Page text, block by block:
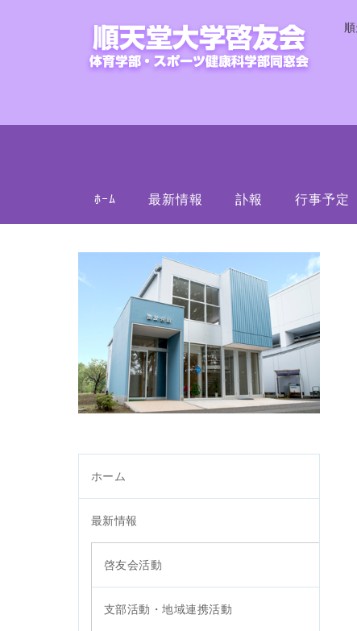
ﾎｰﾑ 最新情報 訃報 行事予定
ホーム
最新情報
啓友会活動
支部活動・地域連携活動